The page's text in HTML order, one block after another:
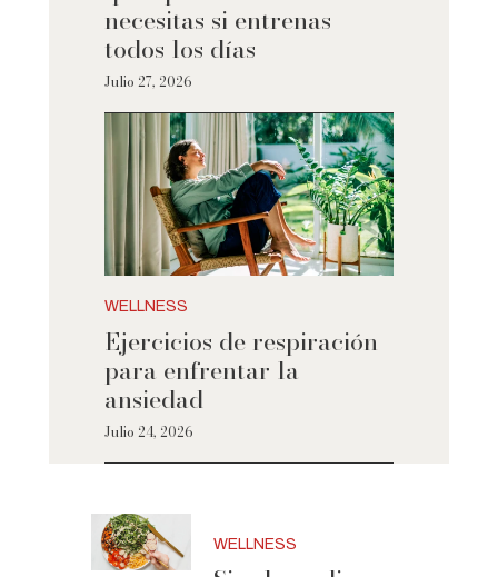
necesitas si entrenas
todos los días
Julio 27, 2026
WELLNESS
Ejercicios de respiración
para enfrentar la
ansiedad
Julio 24, 2026
WELLNESS